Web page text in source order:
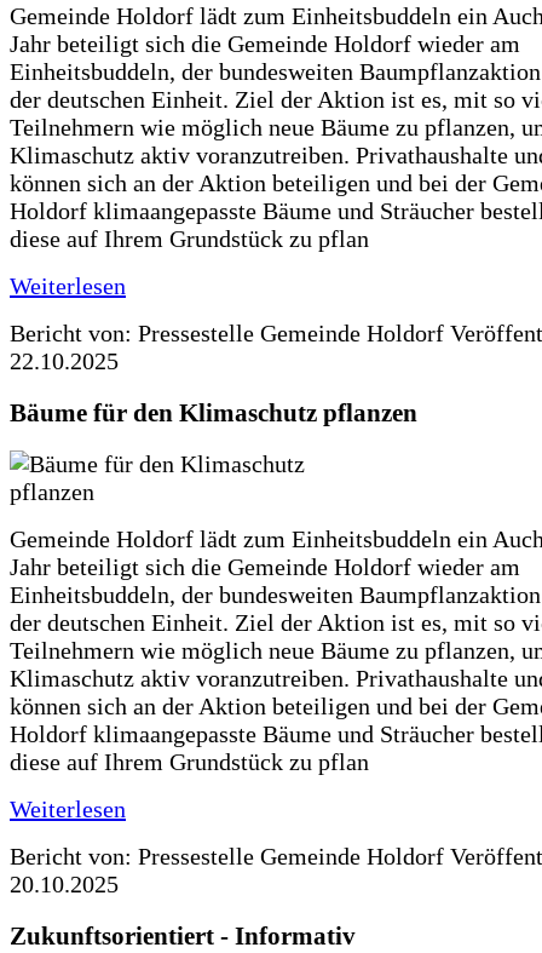
Gemeinde Holdorf lädt zum Einheitsbuddeln ein
Jahr beteiligt sich die Gemeinde Holdorf wieder am
Einheitsbuddeln, der bundesweiten
der deutschen Einheit. Ziel der Aktion ist es, mit so
Teilnehmern wie möglich neue Bäume zu pflanzen,
Klimaschutz aktiv voranzutreiben. Privathaushalte
können sich an der Aktion beteiligen und bei der
Holdorf klimaangepasste Bäume und Sträucher
diese auf Ihrem Grundstück zu pflan
Weiterlesen
Bericht von: Pressestelle Gemeinde Holdorf
22.10.2025
Bäume für den Klimaschutz pflanzen
Gemeinde Holdorf lädt zum Einheitsbuddeln ein
Jahr beteiligt sich die Gemeinde Holdorf wieder am
Einheitsbuddeln, der bundesweiten
der deutschen Einheit. Ziel der Aktion ist es, mit so
Teilnehmern wie möglich neue Bäume zu pflanzen,
Klimaschutz aktiv voranzutreiben. Privathaushalte
können sich an der Aktion beteiligen und bei der
Holdorf klimaangepasste Bäume und Sträucher
diese auf Ihrem Grundstück zu pflan
Weiterlesen
Bericht von: Pressestelle Gemeinde Holdorf
20.10.2025
Zukunftsorientiert - Informativ